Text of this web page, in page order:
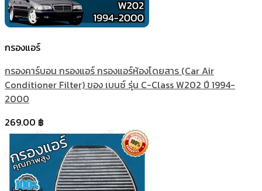
กรองแอร์
กรองคาร์บอน กรองแอร์ กรองแอร์ห้องโดยสาร (Car Air
Conditioner Filter) ของ เบนซ์ รุ่น C-Class W202 ปี 1994-
2000
269.00 ฿